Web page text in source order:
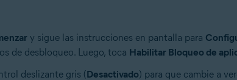
y sigue las instrucciones en pantalla para
de desbloqueo. Luego, toca Habilitar Bloqueo de
deslizante gris (Desactivado) para que cambie a